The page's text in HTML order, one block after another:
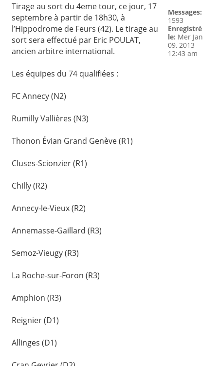
Tirage au sort du 4eme tour, ce jour, 17
septembre à partir de 18h30, à
l’Hippodrome de Feurs (42). Le tirage au
sort sera effectué par Eric POULAT,
ancien arbitre international.
Les équipes du 74 qualifiées :
FC Annecy (N2)
Rumilly Vallières (N3)
Thonon Évian Grand Genève (R1)
Cluses-Scionzier (R1)
Chilly (R2)
Annecy-le-Vieux (R2)
Annemasse-Gaillard (R3)
Semoz-Vieugy (R3)
La Roche-sur-Foron (R3)
Amphion (R3)
Reignier (D1)
Allinges (D1)
Messages:
1593
Enregistré
le: Mer Jan
09, 2013
12:43 am